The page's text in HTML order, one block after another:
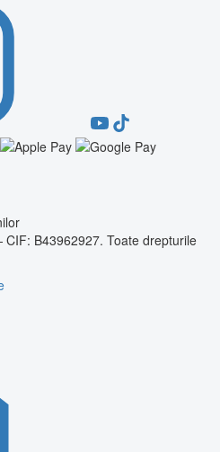
B43962927. Toate drepturile